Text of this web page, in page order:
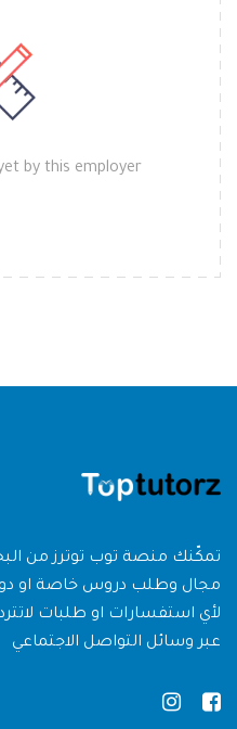
by this employer.
تمكّنك منصة توب توترز من
مجال وطلب دروس خاصة او
لأي استفسارات او طلبات
عبر وسائل التواصل الاجتماعي